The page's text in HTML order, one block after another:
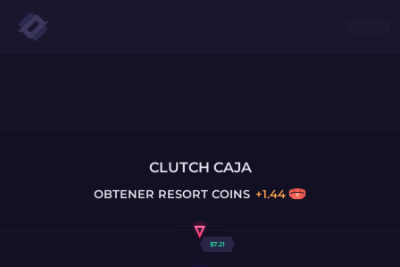
CLUTCH CAJA
OBTENER RESORT COINS +1.44
$7.21